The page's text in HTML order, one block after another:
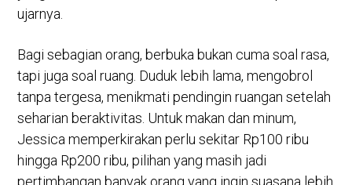
ujarnya.
Bagi sebagian orang, berbuka bukan cuma soal rasa,
tapi juga soal ruang. Duduk lebih lama, mengobrol
tanpa tergesa, menikmati pendingin ruangan setelah
seharian beraktivitas. Untuk makan dan minum,
Jessica memperkirakan perlu sekitar Rp100 ribu
hingga Rp200 ribu, pilihan yang masih jadi
pertimbangan banyak orang yang ingin suasana lebih